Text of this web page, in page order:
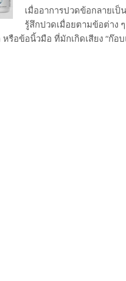
เมื่ออาการปวดข้อกลายเ
รู้สึกปวดเมื่อยตามข้อต่าง
รือข้อนิ้วมือ ที่มักเกิดเสียง “ก๊อ